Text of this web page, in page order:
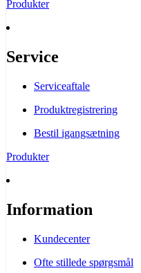
Produkter
Service
Serviceaftale
Produktregistrering
Bestil igangsætning
Produkter
Information
Kundecenter
Ofte stillede spørgsmål